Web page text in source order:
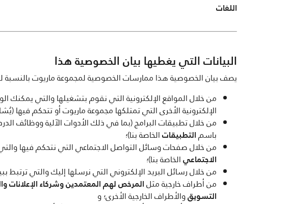
اللغات
البيانات التي يغطيها بيان الخصوصية هذا
يصف بيان الخصوصية هذا ممارسات الخصوصية لمجموعة ماريوت بالنسبة
الإلكترونية الأخرى التي تمتلكها مجموعة ماريوت أو تتحكم فيها
من خلال تطبيقات البرامج (بما في ذلك الأدوات الآلية ووظائف
باسمالتطبيقاتالخاصة بنا)؛
من خلال صفحات وسائل التواصل الاجتماعي التي نتحكم فيها
الاجتماعيالخاصة بنا)؛
من خلال رسائل البريد الإلكتروني التي نرسلها إليك والتي ترتبط
من أطراف خارجية مثلالمرخص لهم المعتمدين وشركاء الإعلانات
التسويقوالأطراف الخارجية الأخرى؛ و